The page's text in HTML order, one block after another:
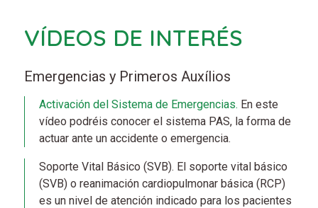
VÍDEOS DE INTERÉS
Emergencias y Primeros Auxílios
Activación del Sistema de Emergencias. En este
vídeo podréis conocer el sistema PAS, la forma de
actuar ante un accidente o emergencia.
Soporte Vital Básico (SVB). El soporte vital básico
(SVB) o reanimación cardiopulmonar básica (RCP)
es un nivel de atención indicado para los pacientes